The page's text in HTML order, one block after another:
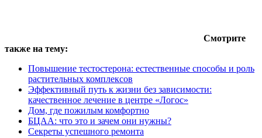
Смотрите
также на тему:
Повышение тестостерона: естественные способы и роль
растительных комплексов
Эффективный путь к жизни без зависимости:
качественное лечение в центре «Логос»
Дом, где пожилым комфортно
БЦАА: что это и зачем они нужны?
Секреты успешного ремонта